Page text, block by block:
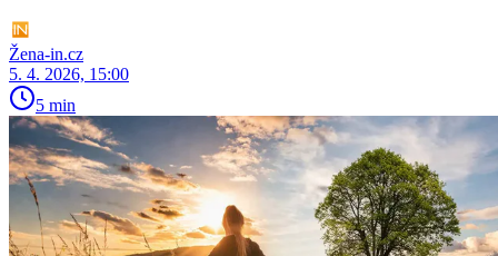
Žena-in.cz
5. 4. 2026, 15:00
5 min